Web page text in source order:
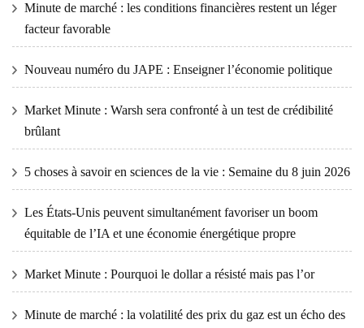
Minute de marché : les conditions financières restent un léger
facteur favorable
Nouveau numéro du JAPE : Enseigner l’économie politique
Market Minute : Warsh sera confronté à un test de crédibilité
brûlant
5 choses à savoir en sciences de la vie : Semaine du 8 juin 2026
Les États-Unis peuvent simultanément favoriser un boom
équitable de l’IA et une économie énergétique propre
Market Minute : Pourquoi le dollar a résisté mais pas l’or
Minute de marché : la volatilité des prix du gaz est un écho des